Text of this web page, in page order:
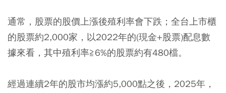
通常，股票的股價上漲後殖利率會下跌；全台上市櫃
的股票約2,000家，以2022年的(現金+股票)配息數
據來看，其中殖利率≧6%的股票約有480檔。
經過連續2年的股市均漲約5,000點之後，2025年，